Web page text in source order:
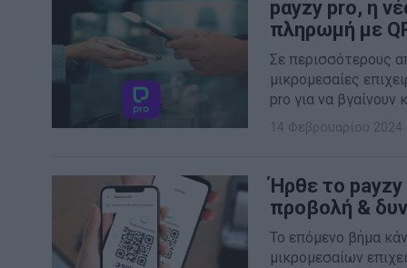
pαyzy pro, η
πληρωμή με
Σε περισσότερους
μικρομεσαίες
pro για να βγαίνουν
14 Φεβρουαρίου 2024
Ήρθε το payzy
προβολή &
Το επόμενο βήμα
μικρομεσαίων